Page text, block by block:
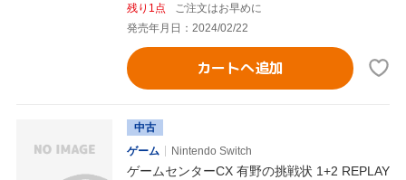
残り1点
ご注文はお早めに
発売年月日：2024/02/22
カートへ追加
中古
ゲーム
Nintendo Switch
ゲームセンターCX 有野の挑戦状 1+2 REPLAY